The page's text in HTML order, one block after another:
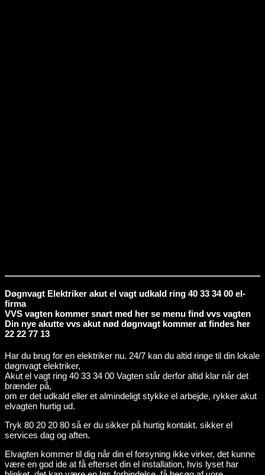
Døgnvagt Elektriker akut el vagt udkald ring 40 33 34 00 el-
firma
VVS vagten kommer snart med her se menu find vvs vagten
Din nye akutte vvs akut nød døgnvagt kommer at findes her
22 22 77 13
Har du brug for en elektriker nu. 24/7 kan du altid ringe til din lokale
døgnvagt elektriker,
Akut el vagt ring 40 33 34 00 Vagten står derfor altid klar når det
brænder på,
om er det udkald eller et almindeligt stykke el arbejde, rykker akut
elvagten hurtig ud.
Tryk 80 20 20 80 så er du sikker på hurtig kontakt. sikker el
services dag og aften.
Elvagten kommer til dig når din el forsyning ikke virker, det kunne
være en god ide at få efterset din el installation, hvis lyset har